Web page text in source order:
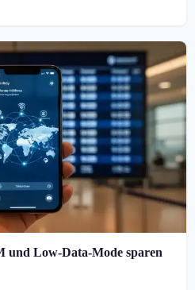
und Low-Data-Mode sparen